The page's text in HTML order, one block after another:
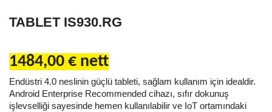
TABLET IS930.RG
1484,00 € nett
Endüstri 4.0 neslinin güçlü tableti, sağlam kullanım için idealdir.
Android Enterprise Recommended cihazı, sıfır dokunuş
işlevselliği sayesinde hemen kullanılabilir ve IoT ortamındaki